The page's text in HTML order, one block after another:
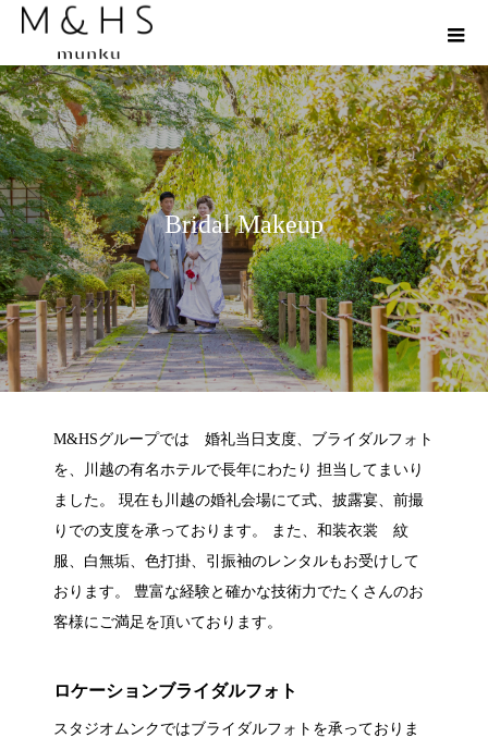
Bridal Makeup
M&HSグループでは 婚礼当日支度、ブライダルフォト
を、川越の有名ホテルで長年にわたり 担当してまいり
ました。 現在も川越の婚礼会場にて式、披露宴、前撮
りでの支度を承っております。 また、和装衣裳 紋
服、白無垢、色打掛、引振袖のレンタルもお受けして
おります。 豊富な経験と確かな技術力でたくさんのお
客様にご満足を頂いております。
ロケーションブライダルフォト
スタジオムンクではブライダルフォトを承っておりま